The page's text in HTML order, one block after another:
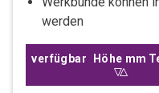
werden
verfügbar Höhe mm
Sortiere
Höhe mm